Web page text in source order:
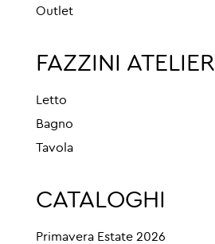
Outlet
FAZZINI ATELIER
Letto
Bagno
Tavola
CATALOGHI
Primavera Estate 2026